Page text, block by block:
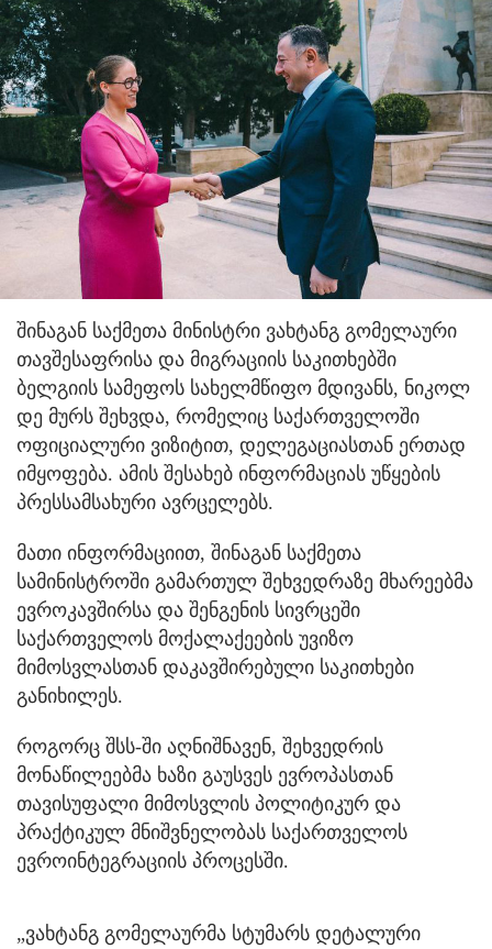
შინაგან საქმეთა მინისტრი ვახტანგ გომელაური ​
თავშესაფრისა და მიგრაციის საკითხებში
ბელგიის სამეფოს სახელმწიფო მდივანს, ნიკოლ
დე მურს შეხვდა, რომელიც საქართველოში
ოფიციალური ვიზიტით, დელეგაციასთან ერთად
იმყოფება. ამის შესახებ ინფორმაციას უწყების
პრესსამსახური ავრცელებს.
მათი ინფორმაციით, შინაგან საქმეთა
სამინისტროში გამართულ შეხვედრაზე მხარეებმა
ევროკავშირსა და შენგენის სივრცეში
საქართველოს მოქალაქეების უვიზო
მიმოსვლასთან დაკავშირებული საკითხები
განიხილეს.
როგორც შსს-ში აღნიშნავენ, შეხვედრის
მონაწილეებმა ხაზი გაუსვეს ევროპასთან
თავისუფალი მიმოსვლის პოლიტიკურ და
პრაქტიკულ მნიშვნელობას საქართველოს
ევროინტეგრაციის პროცესში.
„ვახტანგ გომელაურმა სტუმარს დეტალური